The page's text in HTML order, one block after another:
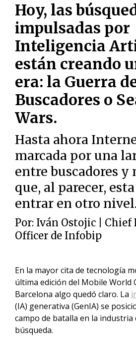
Hoy, las
impulsadas por
Inteligencia
están creando
era: la Guerra
Buscadores o
Wars.
Hasta ahora
marcada por una
entre buscadores y
que, al parecer,
entrar en otro nivel.
Por: Iván Ostojic | Chief
Officer de Infobip
En la mayor cita de tecnología
última edición del Mobile World
Barcelona algo quedó claro. La
(IA) generativa (GenIA) se
campo de batalla en la industria
búsqueda.